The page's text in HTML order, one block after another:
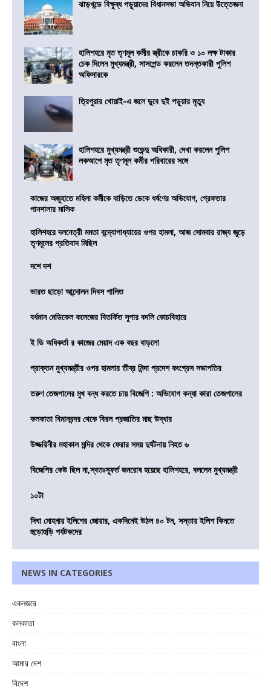
ঝাড়খন্ডে বিক্ষুব্ধ পড়ুয়াদের বিধানসভা অভিযান নিয়ে উত্তেজনা
হালিশহরে মৃত তৃণমূল কর্মীর স্ত্রীকে চাকরি ও ১০ লক্ষ টাকার
চেক দিলেন মুখ্যমন্ত্রী, সাসপেন্ড করলেন তদন্তকারী পুলিশ
অফিসারকে
ত্রিপুরার খোয়াই-এ জলে ডুবে দুই পড়ুয়ার মৃত্যু
হালিশহরে মুখ্যমন্ত্রী শুভেন্দু অধিকারী, দেখা করলেন পুলিশ
লকআপে মৃত তৃণমূল কর্মীর পরিবারের সঙ্গে
কাজের অজুহাতে মহিলা কর্মীকে বাড়িতে ডেকে ধর্ষণের অভিযোগ, গ্রেফতার
পানশালার মালিক
হালিশহরে দলনেত্রী মমতা বন্দ্যোপাধ্যায়ের ওপর হামলা, আজ সোমবার রাজ্য জুড়ে
তৃণমূলের প্রতিবাদ মিছিল
দশে দশ
ভারত ছাড়ো আন্দোলন দিবস পালিত
বর্ধমান মেডিকেল কলেজের বিতর্কিত সুপার বদলি কোচবিহারে
ই ডি অধিকর্তা র কাজের মেয়াদ এক বছর বাড়লো
প্রাক্তন মুখ্যমন্ত্রীর ওপর হামলার তীব্র নিন্দা প্রদেশ কংগ্রেস সভাপতির
তরুণ তেজপালের মুখ বন্ধ করতে চায় বিজেপি : অভিযোগ কন্যা কারা তেজপালের
কলকাতা বিমানবন্দর থেকে বিরল প্রজাতির মাছ উদ্ধার
উজ্জয়িনীর মহাকাল মন্দির থেকে ফেরার সময় দুর্ঘটনায় নিহত ৬
বিজেপির কেউ ছিল না,স্বতঃস্ফূর্ত জনরোষ হয়েছে হালিশহরে, বললেন মুখ্যমন্ত্রী
১০টা
দিঘা মোহনায় ইলিশের জোয়ার, একদিনেই উঠল ৪০ টন, সস্তায় ইলিশ কিনতে
হুড়োহুড়ি পর্যটকদের
NEWS IN CATEGORIES
একনজরে
কলকাতা
বাংলা
আমার দেশ
বিদেশ